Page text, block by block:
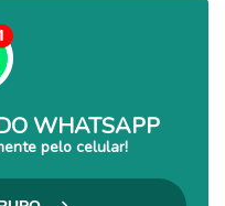
WHATSAPP
pelo celular!